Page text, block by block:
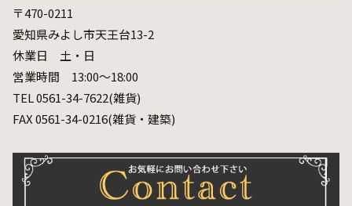
〒470-0211
愛知県みよし市天王台13-2
休業日 土・日
営業時間 13:00～18:00
TEL 0561-34-7622(雑貨)
FAX 0561-34-0216(雑貨・建築)